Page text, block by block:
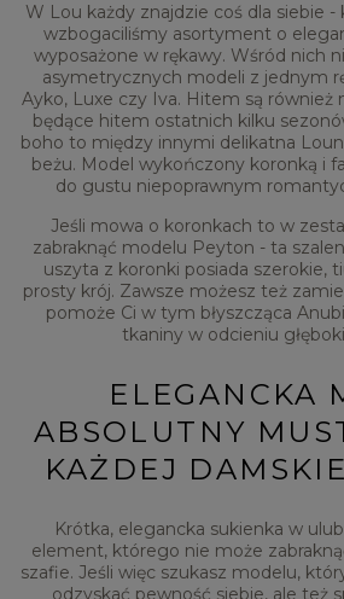
W Lou każdy znajdzie coś dla siebie -
wzbogaciliśmy asortyment o
wyposażone w rękawy. Wśród nich
asymetrycznych modeli z jednym
Ayko, Luxe czy Iva. Hitem są również
będące hitem ostatnich kilku
boho to między innymi delikatna
beżu. Model wykończony koronką i
do gustu niepoprawnym
Jeśli mowa o koronkach to w
zabraknąć modelu Peyton - ta
uszyta z koronki posiada szerokie,
prosty krój. Zawsze możesz też
pomoże Ci w tym błyszcząca
tkaniny w odcieniu
ELEGANCKA
ABSOLUTNY
KAŻDEJ
Krótka, elegancka sukienka w
element, którego nie może
szafie. Jeśli więc szukasz modelu,
odzyskać pewność siebie, ale też